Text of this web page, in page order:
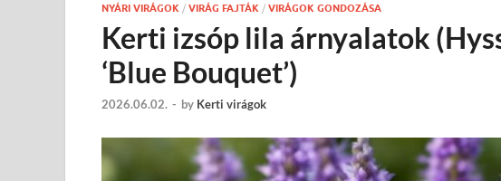
NYÁRI VIRÁGOK / VIRÁG FAJTÁK / VIRÁGOK GONDOZÁSA
Kerti izsóp lila árnyalatok
‘Blue Bouquet’)
2026.06.02. - by Kerti virágok